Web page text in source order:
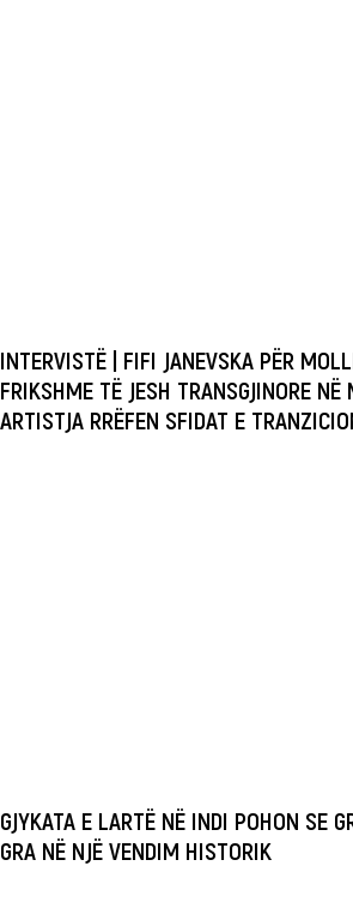
INTERVISTË | FIFI JANEVSKA PËR
FRIKSHME TË JESH TRANSGJINORE NË
ARTISTJA RRËFEN SFIDAT E
GJYKATA E LARTË NË INDI POHON SE
GRA NË NJË VENDIM HISTORIK